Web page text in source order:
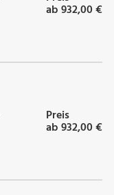
ab 932,00 €
Preis
ab 932,00 €